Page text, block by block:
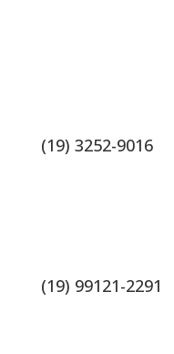
(19) 3252-9016
(19) 99121-2291